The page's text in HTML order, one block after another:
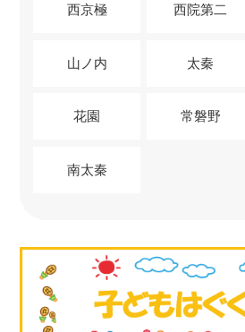
西京極 西院第二
山ノ内 太秦
花園 常磐野
南太秦